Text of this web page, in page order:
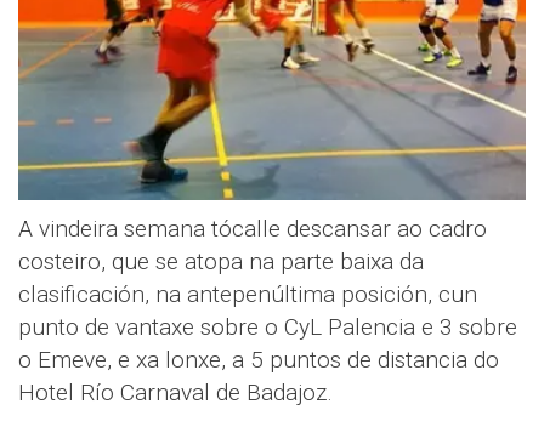
A vindeira semana tócalle descansar ao cadro
costeiro, que se atopa na parte baixa da
clasificación, na antepenúltima posición, cun
punto de vantaxe sobre o CyL Palencia e 3 sobre
o Emeve, e xa lonxe, a 5 puntos de distancia do
Hotel Río Carnaval de Badajoz.